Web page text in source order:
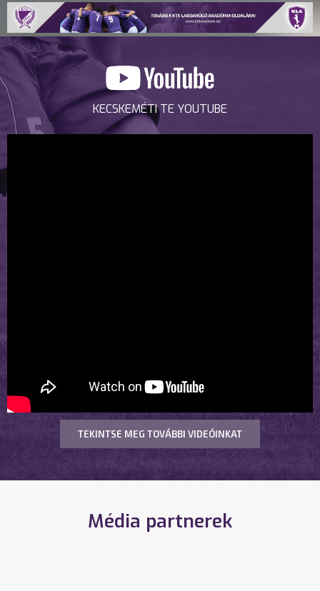
KECSKEMÉTI TE YOUTUBE
TEKINTSE MEG TOVÁBBI VIDEÓINKAT
Média partnerek